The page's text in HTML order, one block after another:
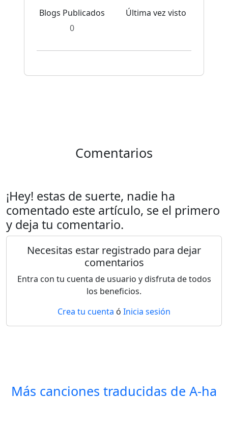
Blogs Publicados
0
Última vez visto
Comentarios
¡Hey! estas de suerte, nadie ha
comentado este artículo, se el primero
y deja tu comentario.
Necesitas estar registrado para dejar
comentarios
Entra con tu cuenta de usuario y disfruta de todos
los beneficios.
Crea tu cuenta ó Inicia sesión
Más canciones traducidas de A-ha